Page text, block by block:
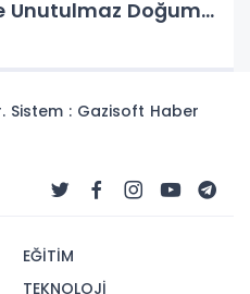
Unutulmaz Doğum
Sistem : Gazisoft Haber
EĞİTİM
TEKNOLOJİ